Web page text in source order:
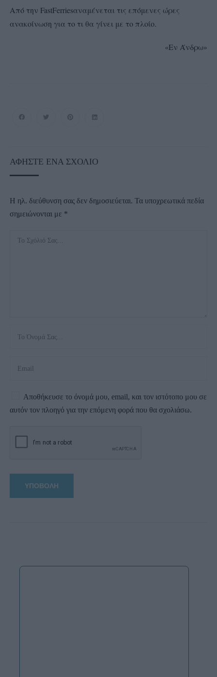
Από την FastFerriesαναμένεται τις επόμενες ώρες
ανακοίνωση για το τι θα γίνει με το πλοίο.
«Εν Άνδρω»
ΑΦΉΣΤΕ ΈΝΑ ΣΧΌΛΙΟ
Η ηλ. διεύθυνση σας δεν δημοσιεύεται. Τα υποχρεωτικά πεδία
σημειώνονται με *
Αποθήκευσε το όνομά μου, email, και τον ιστότοπο μου σε
αυτόν τον πλοηγό για την επόμενη φορά που θα σχολιάσω.